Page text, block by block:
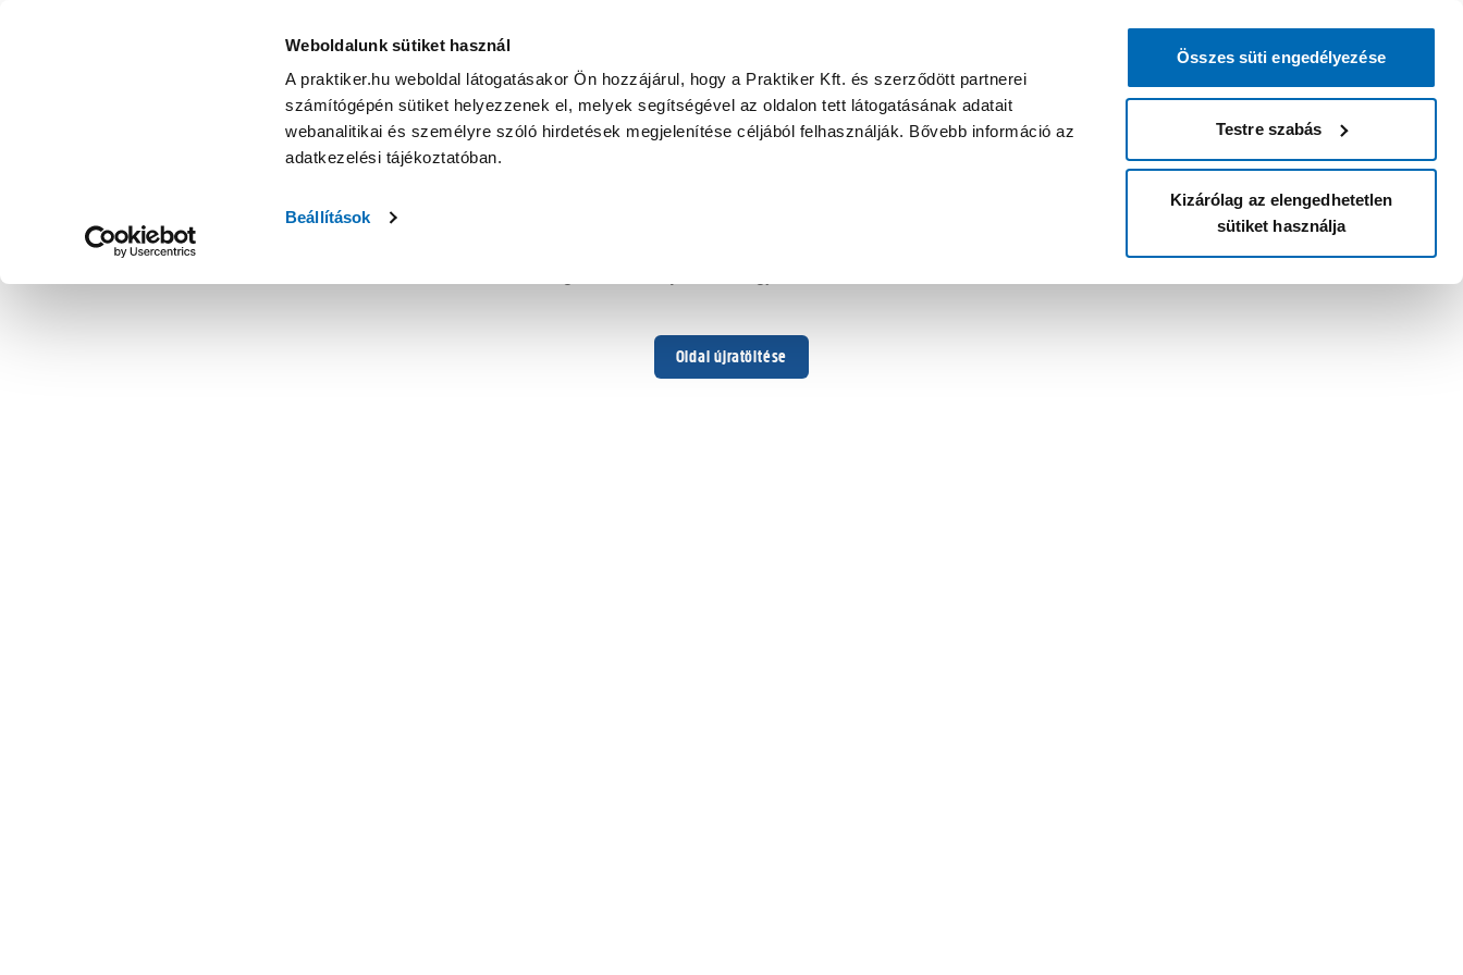
Weboldalunk sütiket használ
A praktiker.hu weboldal látogatásakor Ön hozzájárul, hogy a Praktiker Kft. és szerződött partnerei
számítógépén sütiket helyezzenek el, melyek segítségével az oldalon tett látogatásának adatait
webanalitikai és személyre szóló hirdetések megjelenítése céljából felhasználják. Bővebb információ az
adatkezelési tájékoztatóban.
Beállítások
Összes süti engedélyezése
Testre szabás
Kizárólag az elengedhetetlen
sütiket használja
Oldal újratöltése